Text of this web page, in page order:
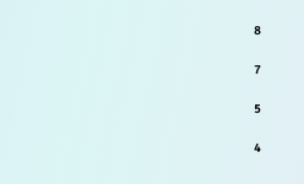
8
7
5
4